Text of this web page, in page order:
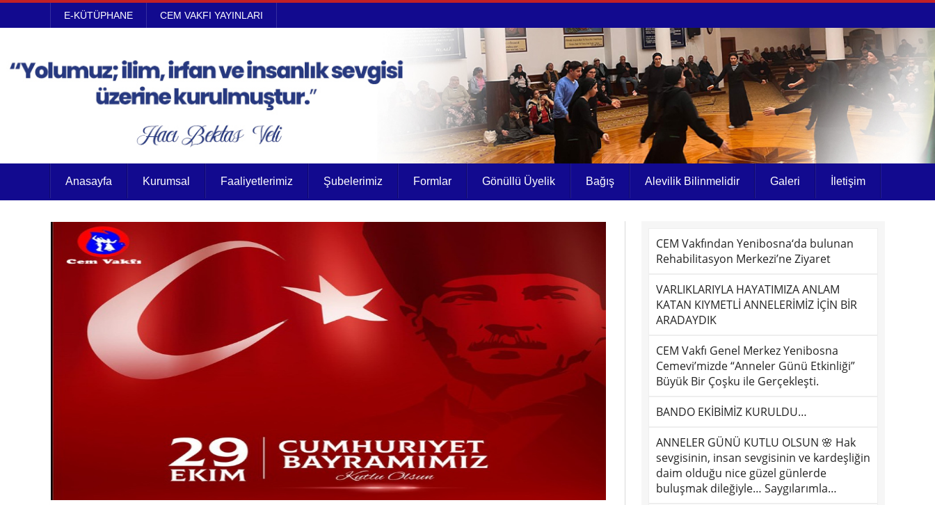
E-KÜTÜPHANE CEM VAKFI YAYINLARI
Anasayfa Kurumsal Faaliyetlerimiz Şubelerimiz Formlar Gönüllü Üyelik Bağış Alevilik Bilinmelidir Galeri İletişim
CEM Vakfından Yenibosna‘da bulunan
Rehabilitasyon Merkezi’ne Ziyaret
VARLIKLARIYLA HAYATIMIZA ANLAM
KATAN KIYMETLİ ANNELERİMİZ İÇİN BİR
ARADAYDIK
CEM Vakfı Genel Merkez Yenibosna
Cemevi’mizde “Anneler Günü Etkinliği”
Büyük Bir Çoşku ile Gerçekleşti.
BANDO EKİBİMİZ KURULDU…
ANNELER GÜNÜ KUTLU OLSUN 🌸 Hak
sevgisinin, insan sevgisinin ve kardeşliğin
daim olduğu nice güzel günlerde
buluşmak dileğiyle… Saygılarımla…